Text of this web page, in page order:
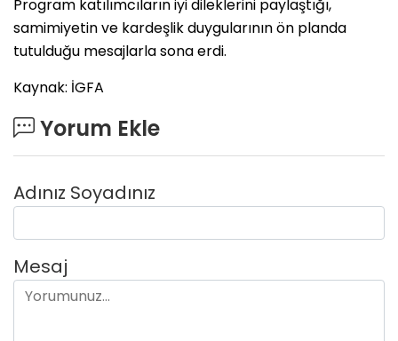
Program katılımcıların iyi dileklerini paylaştığı,
samimiyetin ve kardeşlik duygularının ön planda
tutulduğu mesajlarla sona erdi.
Kaynak: İGFA
Yorum Ekle
Adınız Soyadınız
Mesaj